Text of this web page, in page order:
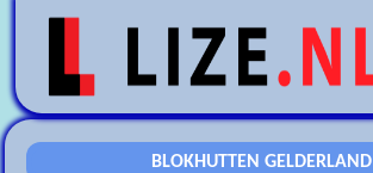
BLOKHUTTEN GELDERLAND